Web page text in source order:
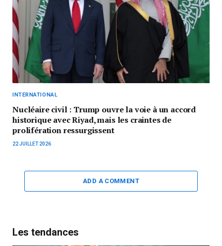
INTERNATIONAL
Nucléaire civil : Trump ouvre la voie à un accord
historique avec Riyad, mais les craintes de
prolifération ressurgissent
22 JUILLET 2026
ADD A COMMENT
Les tendances